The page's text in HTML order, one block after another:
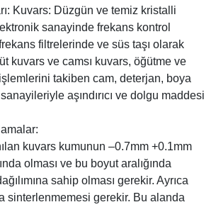
Kuvars: Düzgün ve temiz kristalli
sanayinde frekans kontrol
filtrelerinde ve süs taşı olarak
kuvars ve camsı kuvars, öğütme ve
takiben cam, deterjan, boya
aşındırıcı ve dolgu maddesi
kuvars kumunun –0.7mm +0.1mm
olması ve bu boyut aralığında
sahip olması gerekir. Ayrıca
sinterlenmemesi gerekir. Bu alanda